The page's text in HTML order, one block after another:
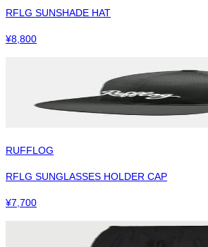
RFLG SUNSHADE HAT
¥8,800
RUFFLOG
RFLG SUNGLASSES HOLDER CAP
¥7,700